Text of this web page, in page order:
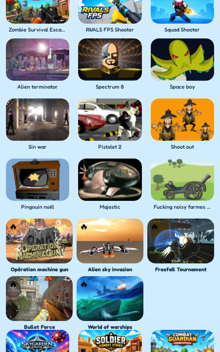
Zombie Survival Escape USA RIVALS FPS Shooter Squad Shooter
Alien terminator Spectrum 8 Space boy
Sin war Pistolet 2 Shoot out
Pingouin noël Majestic Fucking noisy farmes chicken
Opération machine gun Alien sky invasion Freefall Tournament
Bullet Force World of warships